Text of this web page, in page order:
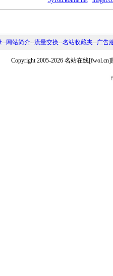
--网站简介--流量交换--名站收藏夹--广告
Copyright 2005-2026 名站在线